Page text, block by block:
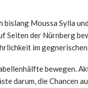
bislang Moussa Sylla
Seiten der Nürnberg
im
bewegen.
darum, die Chancen